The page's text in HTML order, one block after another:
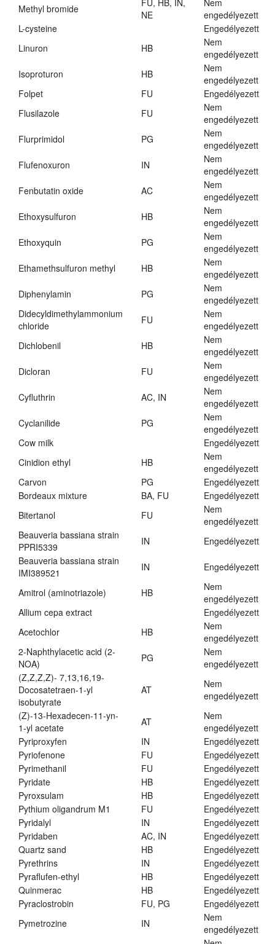
Methyl bromide
FU, HB, IN,
NE
Nem
engedélyezett
L-cysteine
Engedélyezett
Linuron
HB
Nem
engedélyezett
Isoproturon
HB
Nem
engedélyezett
Folpet
FU
Engedélyezett
Flusilazole
FU
Nem
engedélyezett
Flurprimidol
PG
Nem
engedélyezett
Flufenoxuron
IN
Nem
engedélyezett
Fenbutatin oxide
AC
Nem
engedélyezett
Ethoxysulfuron
HB
Nem
engedélyezett
Ethoxyquin
PG
Nem
engedélyezett
Ethamethsulfuron methyl
HB
Nem
engedélyezett
Diphenylamin
PG
Nem
engedélyezett
Didecyldimethylammonium
chloride
FU
Nem
engedélyezett
Dichlobenil
HB
Nem
engedélyezett
Dicloran
FU
Nem
engedélyezett
Cyfluthrin
AC, IN
Nem
engedélyezett
Cyclanilide
PG
Nem
engedélyezett
Cow milk
Engedélyezett
Cinidion ethyl
HB
Nem
engedélyezett
Carvon
PG
Engedélyezett
Bordeaux mixture
BA, FU
Engedélyezett
Bitertanol
FU
Nem
engedélyezett
Beauveria bassiana strain
PPRI5339
IN
Engedélyezett
Beauveria bassiana strain
IMI389521
IN Engedélyezett
Amitrol (aminotriazole) HB
Nem
engedélyezett
Allium cepa extract
Engedélyezett
Acetochlor
HB
Nem
engedélyezett
2-Naphthylacetic acid (2-
NOA)
PG
Nem
engedélyezett
(Z,Z,Z,Z)- 7,13,16,19-
Docosatetraen-1-yl
isobutyrate
AT
Nem
engedélyezett
(Z)-13-Hexadecen-11-yn-
1-yl acetate
AT
Nem
engedélyezett
Pyriproxyfen
IN
Engedélyezett
Pyriofenone
FU
Engedélyezett
Pyrimethanil
FU
Engedélyezett
Pyridate
HB
Engedélyezett
Pyroxsulam
HB
Engedélyezett
Pythium oligandrum M1
FU
Engedélyezett
Pyridalyl
IN
Engedélyezett
Pyridaben
AC, IN
Engedélyezett
Quartz sand
HB
Engedélyezett
Pyrethrins
IN
Engedélyezett
Pyraflufen-ethyl
HB
Engedélyezett
Quinmerac
HB
Engedélyezett
Pyraclostrobin
FU, PG
Engedélyezett
Pymetrozine
IN
Nem
engedélyezett